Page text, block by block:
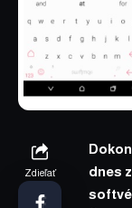
Zdieľať
dnes